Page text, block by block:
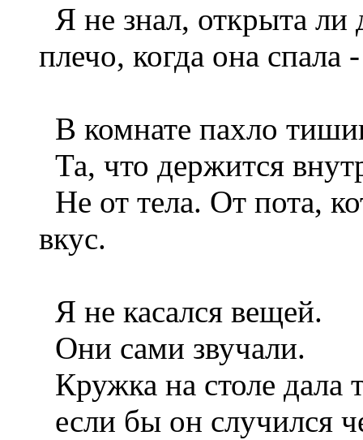
Я не знал, открыта ли
плечо, когда она
В комнате пахло
Та, что держится
Не от тела. От пота,
вкус.
Я не касался вещей.
Они сами звучали.
Кружка на столе дала
если бы он случился